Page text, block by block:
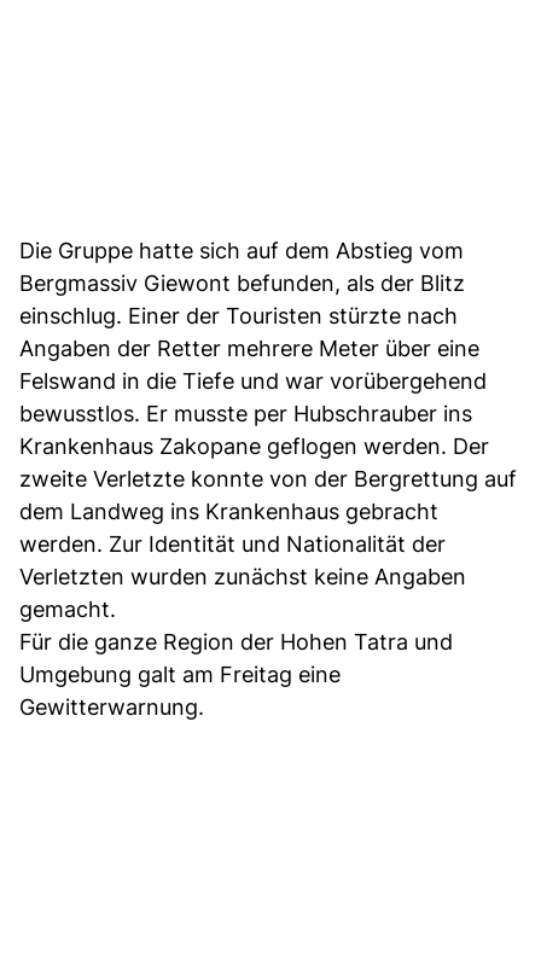
Die Gruppe hatte sich auf dem Abstieg vom
Bergmassiv Giewont befunden, als der Blitz
einschlug. Einer der Touristen stürzte nach
Angaben der Retter mehrere Meter über eine
Felswand in die Tiefe und war vorübergehend
bewusstlos. Er musste per Hubschrauber ins
Krankenhaus Zakopane geflogen werden. Der
zweite Verletzte konnte von der Bergrettung auf
dem Landweg ins Krankenhaus gebracht
werden. Zur Identität und Nationalität der
Verletzten wurden zunächst keine Angaben
gemacht.
Für die ganze Region der Hohen Tatra und
Umgebung galt am Freitag eine
Gewitterwarnung.